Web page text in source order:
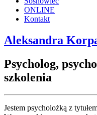
ONLINE
Kontakt
Aleksandra
Psycholog,
szkolenia
Jestem psycholożką z